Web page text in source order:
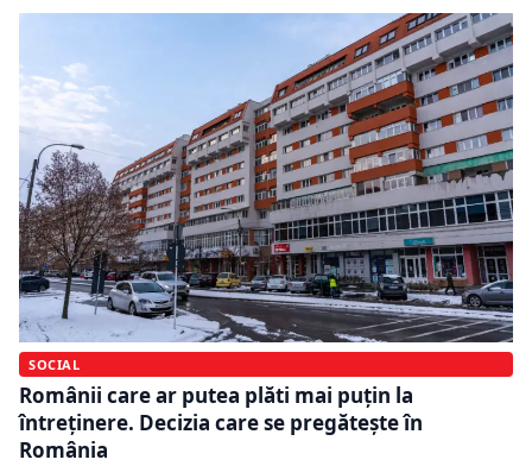
SOCIAL
Românii care ar putea plăti mai puțin la
întreținere. Decizia care se pregătește în
România